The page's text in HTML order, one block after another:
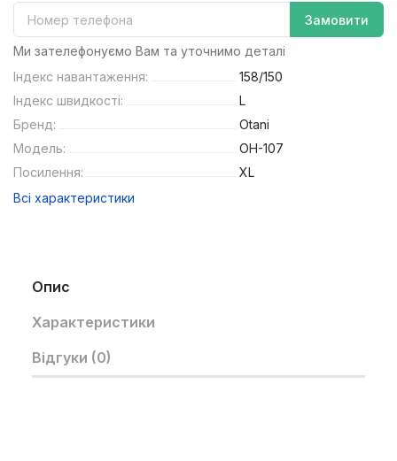
Замовити
Ми зателефонуємо Вам та уточнимо деталі
Індекс навантаження:
158/150
Індекс швидкості:
L
Бренд:
Otani
Модель:
OH-107
Посилення:
XL
Всі характеристики
Опис
Характеристики
Відгуки (0)